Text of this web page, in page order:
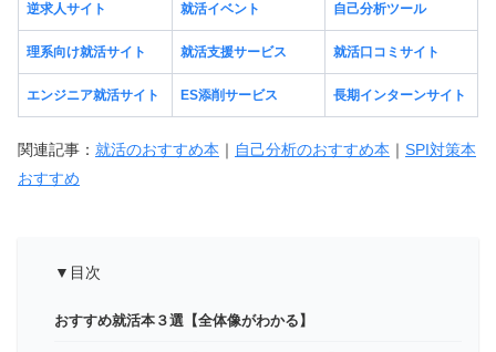
逆求人サイト 就活イベント 自己分析ツール
理系向け就活サイト 就活支援サービス 就活口コミサイト
エンジニア就活サイト ES添削サービス 長期インターンサイト
関連記事： 就活のおすすめ本 ｜ 自己分析のおすすめ本 ｜ SPI対策本
おすすめ
▼目次
おすすめ就活本３選【全体像がわかる】